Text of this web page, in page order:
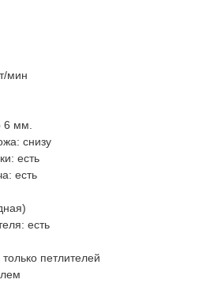
мин
6 мм.
снизу
есть
есть
есть
петлителей